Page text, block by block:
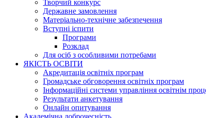
Творчий конкурс
Державне замовлення
Матеріально-технічне забезпечення
Вступні іспити
Програми
Розклад
Для осіб з особливими потребами
ЯКІСТЬ ОСВІТИ
Акредитація освітніх програм
Громадське обговорення освітніх програм
Інформаційні системи управління освітнім
Результати анкетування
Онлайн опитування
Академічна доброчесність